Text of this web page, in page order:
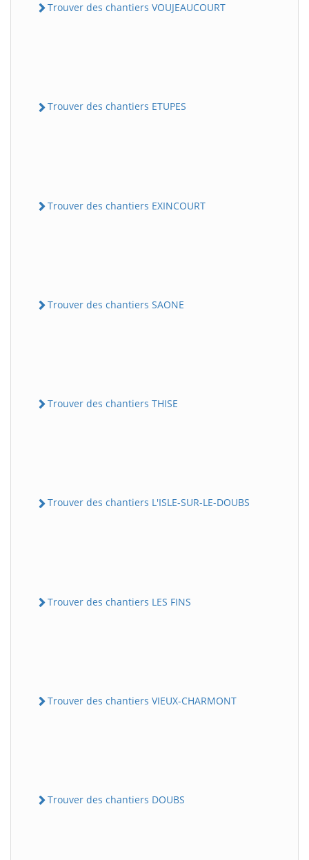
Trouver des chantiers VOUJEAUCOURT
Trouver des chantiers ETUPES
Trouver des chantiers EXINCOURT
Trouver des chantiers SAONE
Trouver des chantiers THISE
Trouver des chantiers L'ISLE-SUR-LE-DOUBS
Trouver des chantiers LES FINS
Trouver des chantiers VIEUX-CHARMONT
Trouver des chantiers DOUBS